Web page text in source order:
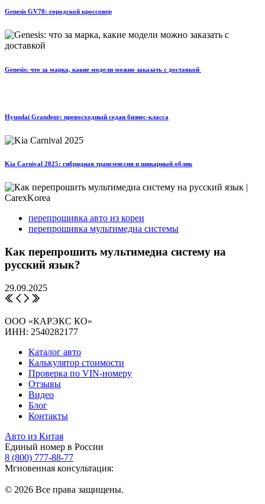
Genesis GV70: городской кроссовер
Genesis: что за марка, какие модели можно заказать с доставкой
Hyundai Grandeur: превосходный седан бизнес-класса
Kia Carnival 2025: гибридная трансмиссия и шикарный облик
перепрошивка авто из кореи
перепрошивка мультимедиа системы
Как перепрошить мультимедиа систему на
русский язык?
29.09.2025
ООО «КАРЭКС КО»
ИНН: 2540282177
Каталог авто
Калькулятор стоимости
Проверка по VIN-номеру
Отзывы
Видео
Блог
Контакты
Авто из Китая
Единый номер в России
8 (800) 777-88-77
Мгновенная консультация:
© 2026 Все права защищены.